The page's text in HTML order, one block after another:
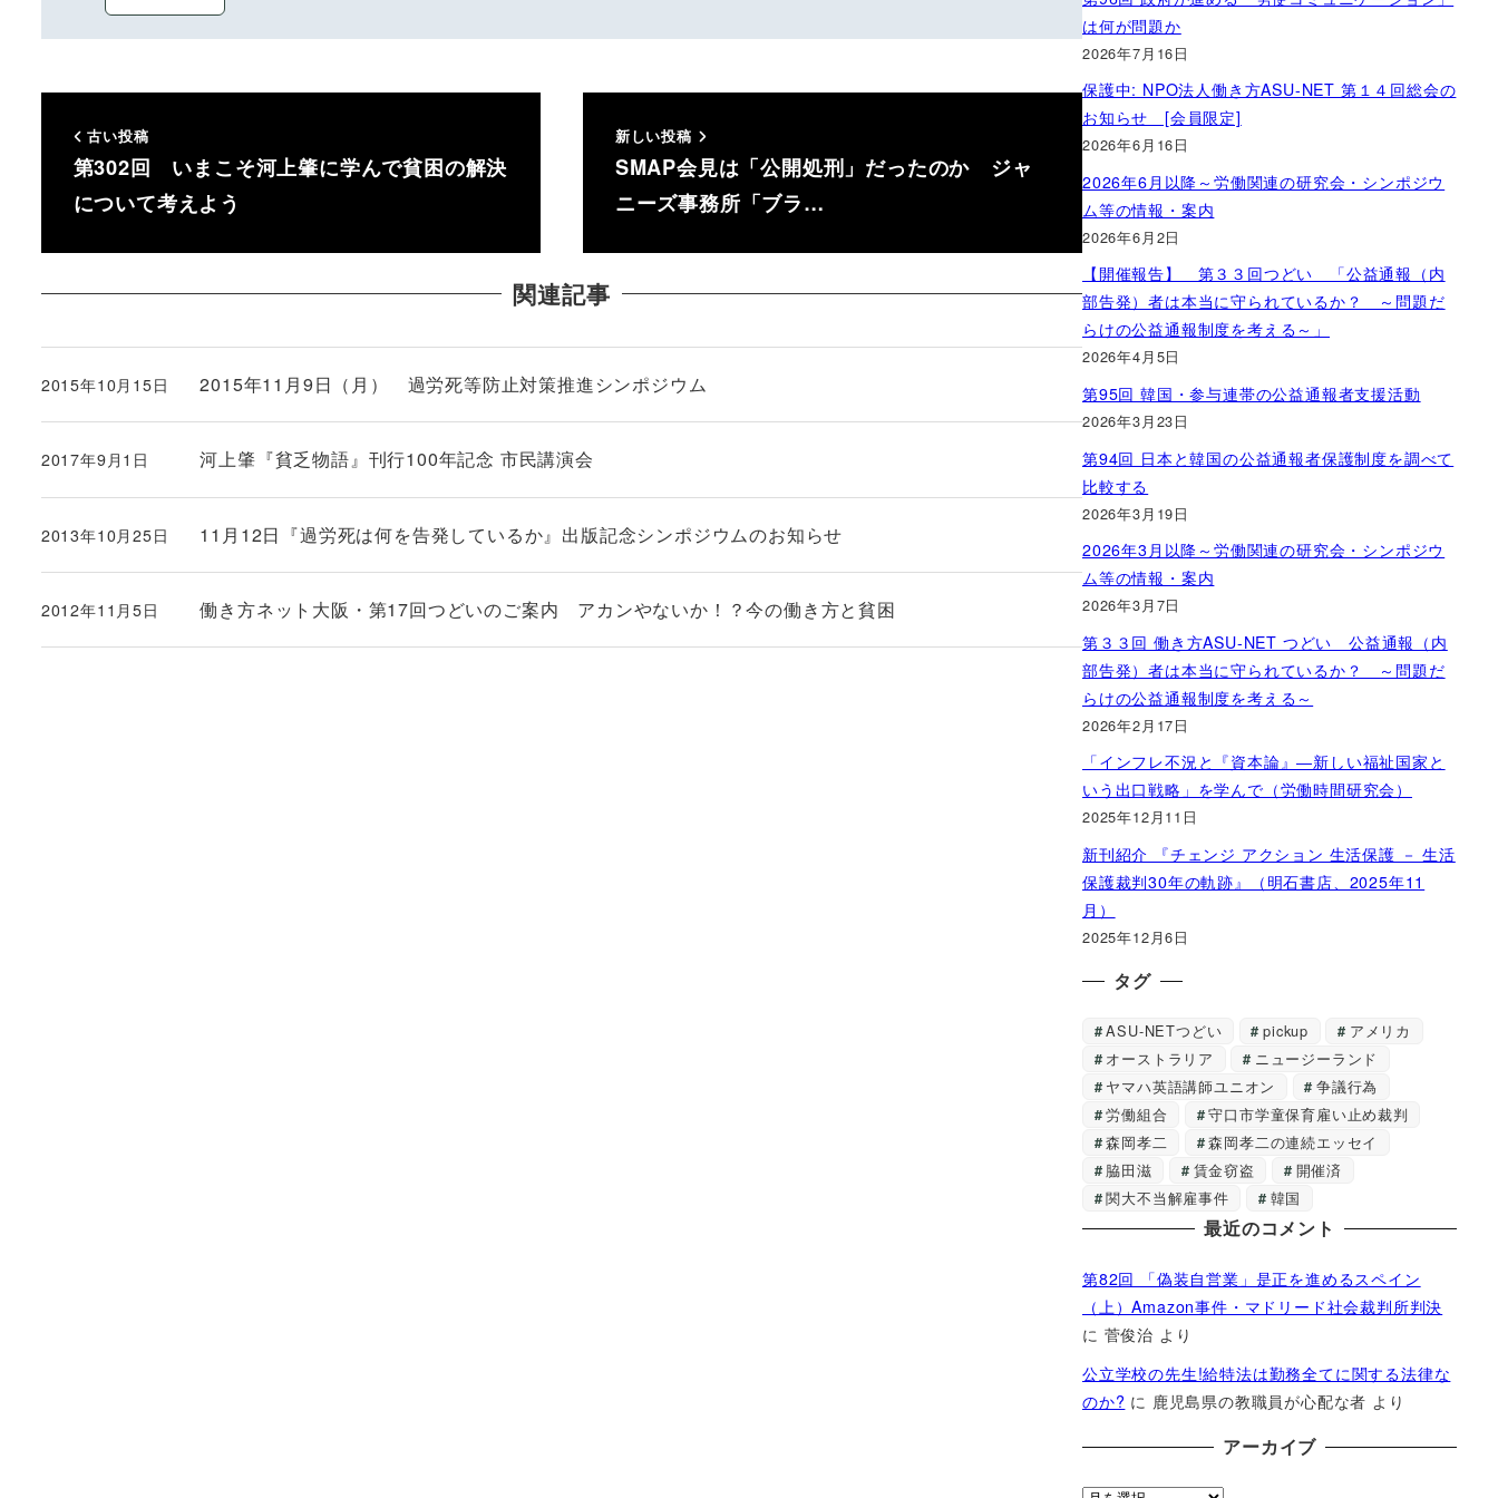
古い投稿
第302回 いまこそ河上肇に学んで貧困の解決
について考えよう
新しい投稿
SMAP会見は「公開処刑」だったのか ジャ
ニーズ事務所「ブラ…
関連記事
2015年11月9日（月） 過労死等防止対策推進シンポジウム
投稿日
2015年10月15日
河上肇『貧乏物語』刊行100年記念 市民講演会
投稿日
2017年9月1日
11月12日『過労死は何を告発しているか』出版記念シンポジウムのお知らせ
投稿日
2013年10月25日
働き方ネット大阪・第17回つどいのご案内 アカンやないか！？今の働き方と貧困
投稿日
2012年11月5日
は何が問題か
2026年7月16日
保護中: NPO法人働き方ASU-NET 第１４回総会の
お知らせ [会員限定]
2026年6月16日
2026年6月以降～労働関連の研究会・シンポジウ
ム等の情報・案内
2026年6月2日
【開催報告】 第３３回つどい 「公益通報（内
部告発）者は本当に守られているか？ ～問題だ
らけの公益通報制度を考える～」
2026年4月5日
第95回 韓国・参与連帯の公益通報者支援活動
2026年3月23日
第94回 日本と韓国の公益通報者保護制度を調べて
比較する
2026年3月19日
2026年3月以降～労働関連の研究会・シンポジウ
ム等の情報・案内
2026年3月7日
第３３回 働き方ASU-NET つどい 公益通報（内
部告発）者は本当に守られているか？ ～問題だ
らけの公益通報制度を考える～
2026年2月17日
「インフレ不況と『資本論』―新しい福祉国家と
いう出口戦略」を学んで（労働時間研究会）
2025年12月11日
新刊紹介 『チェンジ アクション 生活保護 － 生活
保護裁判30年の軌跡』（明石書店、2025年11
月）
2025年12月6日
タグ
ASU-NETつどい pickup
アメリカ
オーストラリア
ニュージーランド
ヤマハ英語講師ユニオン
争議行為
労働組合
守口市学童保育雇い止め裁判
森岡孝二
森岡孝二の連続エッセイ
脇田滋
賃金窃盗
開催済
関大不当解雇事件
韓国
最近のコメント
第82回 「偽装自営業」是正を進めるスペイン
（上）Amazon事件・マドリード社会裁判所判決
に 菅俊治 より
公立学校の先生!給特法は勤務全てに関する法律な
のか? に 鹿児島県の教職員が心配な者 より
アーカイブ